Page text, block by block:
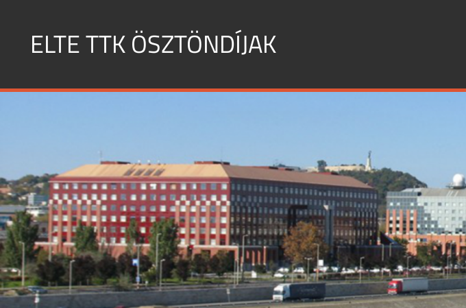
contentELTE TTK ÖSZTÖNDÍJAK